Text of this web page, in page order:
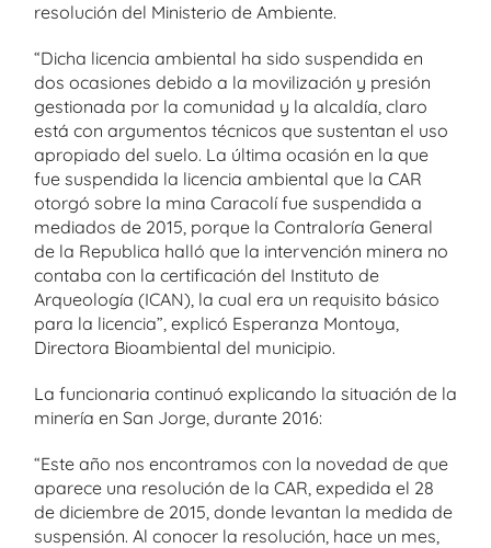
resolución del Ministerio de Ambiente.
“Dicha licencia ambiental ha sido suspendida en
dos ocasiones debido a la movilización y presión
gestionada por la comunidad y la alcaldía, claro
está con argumentos técnicos que sustentan el uso
apropiado del suelo. La última ocasión en la que
fue suspendida la licencia ambiental que la CAR
otorgó sobre la mina Caracolí fue suspendida a
mediados de 2015, porque la Contraloría General
de la Republica halló que la intervención minera no
contaba con la certificación del Instituto de
Arqueología (ICAN), la cual era un requisito básico
para la licencia”, explicó Esperanza Montoya,
Directora Bioambiental del municipio.
La funcionaria continuó explicando la situación de la
minería en San Jorge, durante 2016:
“Este año nos encontramos con la novedad de que
aparece una resolución de la CAR, expedida el 28
de diciembre de 2015, donde levantan la medida de
suspensión. Al conocer la resolución, hace un mes,